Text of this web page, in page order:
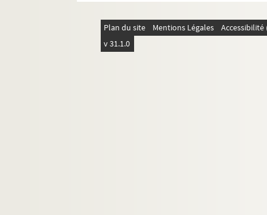
Plan du site Mentions Légales
v 31.1.0